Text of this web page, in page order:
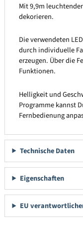
Mit 9,9m
dekorieren.
Die verwendeten
durch individuelle
erzeugen. Über die
Funktionen.
Helligkeit und
Programme kannst
Fernbedienung
Technische Daten
Eigenschaften
EU